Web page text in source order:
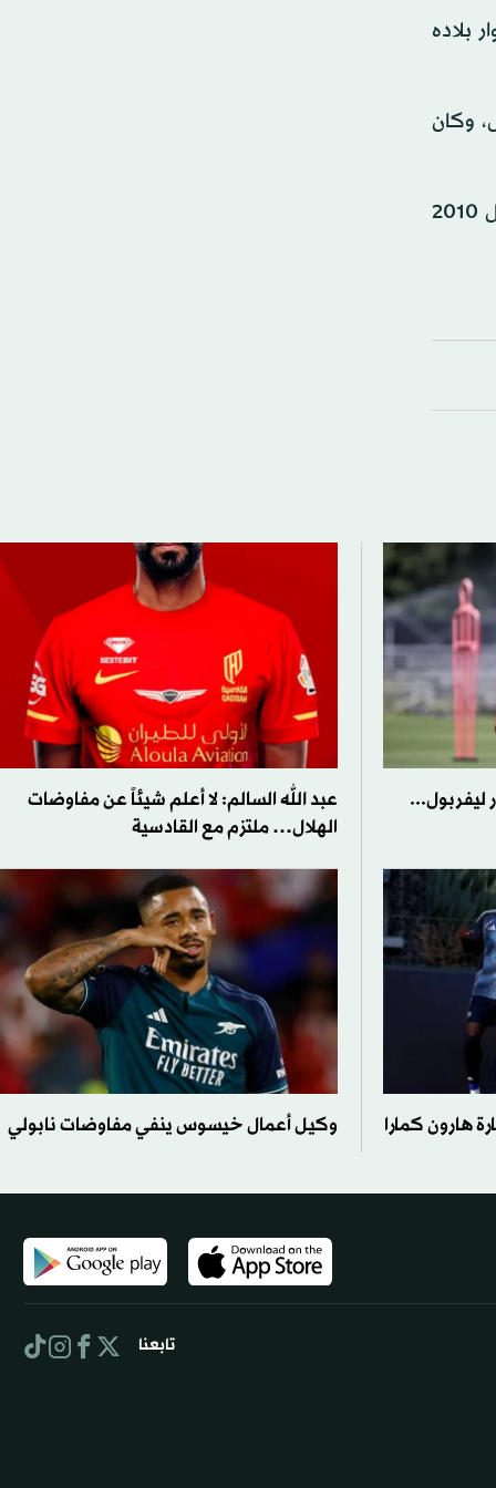
بلاده
فقط للبرتغال، وكان
وكررت إسبانيا أيضاً سيناريو إقصاء البرتغال من دور الـ16 للمرة الثانية بعدما فازت بنفس النتيجة 1 - صفر في مونديال 2010
ليفربول...
عبد الله السالم: لا أعلم شيئاً عن مفاوضات
الهلال… ملتزم مع القادسية
هارون كمارا وكيل أعمال خيسوس ينفي مفاوضات نابولي
تابعنا